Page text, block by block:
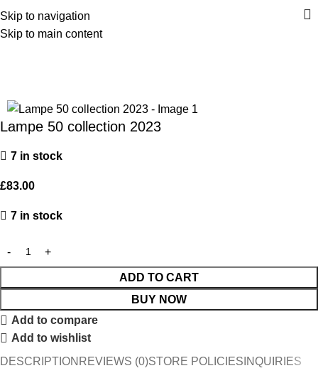
Skip to navigation
Skip to main content
Lampe 50 collection 2023
7 in stock
£83.00
7 in stock
ADD TO CART
BUY NOW
Add to compare
Add to wishlist
DESCRIPTION REVIEWS (0)STORE POLICIES INQUIRIES